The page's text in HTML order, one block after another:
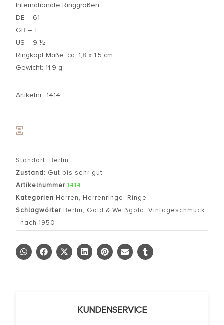
Internationale Ringgrößen:
DE – 61
GB – T
US – 9 ½
Ringkopf Maße: ca. 1,8 x 1,5 cm
Gewicht: 11,9 g
Artikelnr.: 1414
Standort: Berlin
Zustand: Gut bis sehr gut
Artikelnummer 1414
Kategorien Herren, Herrenringe, Ringe
Schlagwörter Berlin, Gold & Weißgold, Vintageschmuck
- nach 1950
KUNDENSERVICE